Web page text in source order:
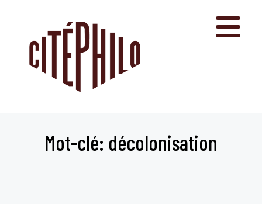
Mot-clé: décolonisation